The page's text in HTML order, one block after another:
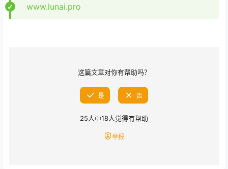
www.lunai.pro
这篇文章对你有帮助吗？
是 否
25人中18人觉得有帮助
举报